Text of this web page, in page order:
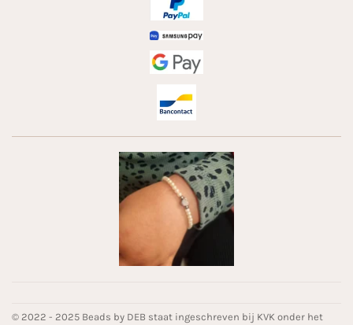
© 2022 - 2025 Beads by DEB staat ingeschreven bij KVK onder het